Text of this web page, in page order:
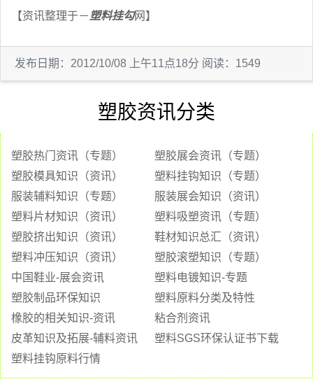
【资讯整理于－ 塑料挂勾网】
发布日期：2012/10/08 上午11点18分 阅读：1549
塑胶资讯分类
塑胶热门资讯（专题）
塑胶展会资讯（专题）
塑胶模具知识（资讯）
塑料挂钩知识（专题）
服装辅料知识（专题）
服装展会知识（资讯）
塑料片材知识（资讯）
塑料吸塑资讯（专题）
塑胶挤出知识（资讯）
鞋材知识总汇（资讯）
塑料冲压知识（资讯）
塑胶滚塑知识（专题）
中国鞋业-展会资讯
塑料电镀知识-专题
塑胶制品环保知识
塑料原料分类及特性
橡胶的相关知识-资讯
粘合剂资讯
皮革知识及拓展-辅料资讯
塑料SGS环保认证书下载
塑料挂钩原料行情